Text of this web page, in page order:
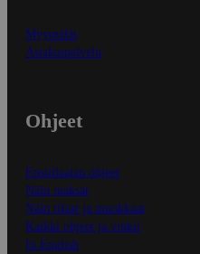
Myymälät
Asiakaspalvelu
Ohjeet
Ensitilaajan ohjeet
Näin maksat
Näin tilaat ja muokkaat
Kaikki ohjeet ja vinkit
In English